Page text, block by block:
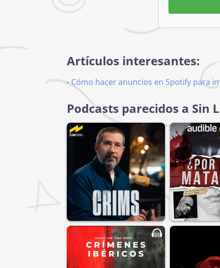
Artículos interesantes:
- Cómo hacer anuncios en Spotify para
Podcasts parecidos a Sin